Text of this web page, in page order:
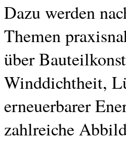
Dazu werden
Themen
über
Winddichtheit,
erneuerbarer
zahlreiche